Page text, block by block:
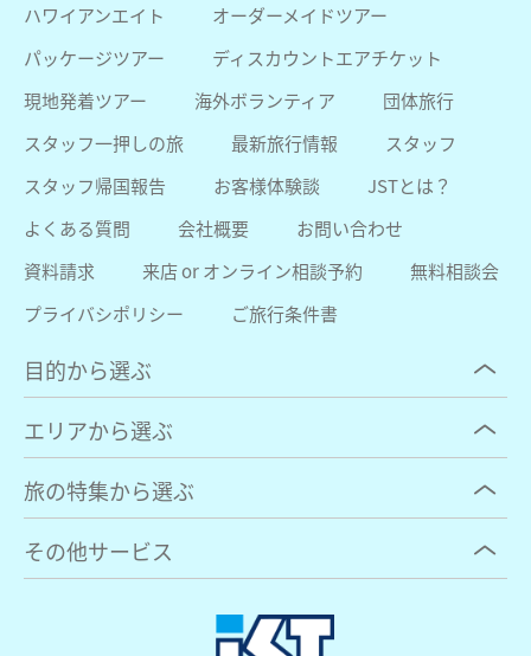
ハワイアンエイト
オーダーメイドツアー
パッケージツアー
ディスカウントエアチケット
現地発着ツアー
海外ボランティア
団体旅行
スタッフ一押しの旅
最新旅行情報
スタッフ
スタッフ帰国報告
お客様体験談
JSTとは？
よくある質問
会社概要
お問い合わせ
資料請求
来店 or オンライン相談予約
無料相談会
プライバシポリシー
ご旅行条件書
目的から選ぶ
エリアから選ぶ
旅の特集から選ぶ
その他サービス